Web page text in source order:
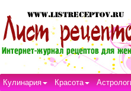
Кулинария Красота